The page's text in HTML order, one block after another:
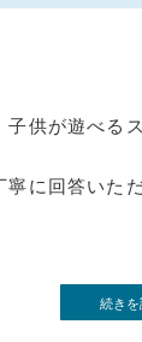
供が遊べる
に回答いた
続きを